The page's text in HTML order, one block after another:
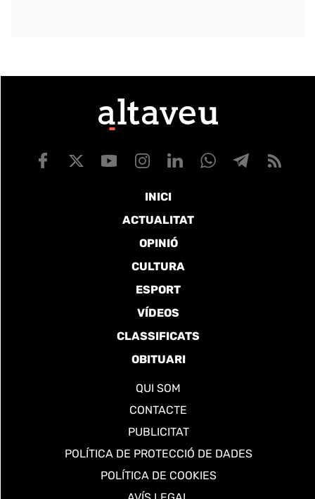
INICI
ACTUALITAT
OPINIÓ
CULTURA
ESPORT
VÍDEOS
CLASSIFICATS
OBITUARI
QUI SOM
CONTACTE
PUBLICITAT
POLÍTICA DE PROTECCIÓ DE DADES
POLÍTICA DE COOKIES